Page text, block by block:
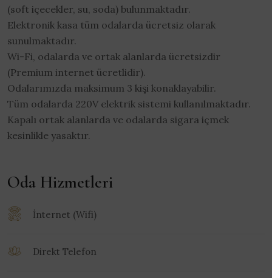
(soft içecekler, su, soda) bulunmaktadır.
Elektronik kasa tüm odalarda ücretsiz olarak
sunulmaktadır.
Wi-Fi, odalarda ve ortak alanlarda ücretsizdir
(Premium internet ücretlidir).
Odalarımızda maksimum 3 kişi konaklayabilir.
Tüm odalarda 220V elektrik sistemi kullanılmaktadır.
Kapalı ortak alanlarda ve odalarda sigara içmek
kesinlikle yasaktır.
Oda Hizmetleri
İnternet (Wifi)
Direkt Telefon